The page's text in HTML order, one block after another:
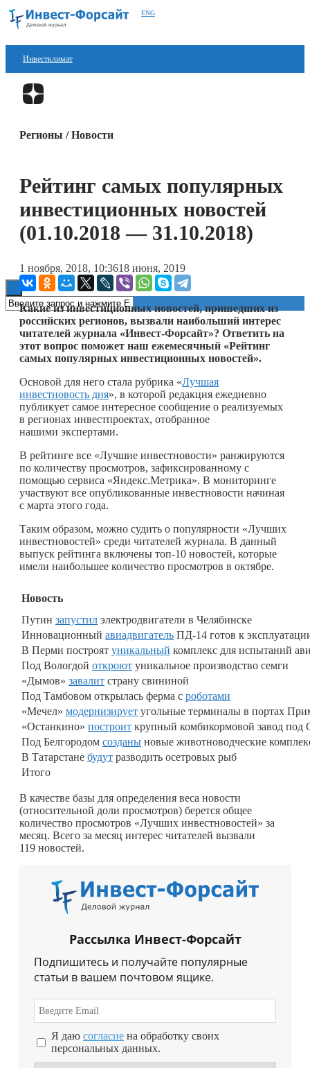
ENG
Инвестклимат
Финансы
ESG
Регионы / Новости
Рейтинг самых популярных
инвестиционных новостей
(01.10.2018 — 31.10.2018)
1 ноября, 2018, 10:3618 июня, 2019
Какие из инвестиционных новостей, пришедших из
российских регионов, вызвали наибольший интерес
читателей журнала «Инвест-Форсайт»? Ответить на
этот вопрос поможет наш ежемесячный «Рейтинг
самых популярных инвестиционных новостей».
Основой для него стала рубрика «Лучшая
инвестновость дня», в которой редакция ежедневно
публикует самое интересное сообщение о реализуемых
в регионах инвестпроектах, отобранное
нашими экспертами.
В рейтинге все «Лучшие инвестновости» ранжируются
по количеству просмотров, зафиксированному с
помощью сервиса «Яндекс.Метрика». В мониторинге
участвуют все опубликованные инвестновости начиная
с марта этого года.
Таким образом, можно судить о популярности «Лучших
инвестновостей» среди читателей журнала. В данный
выпуск рейтинга включены топ-10 новостей, которые
имели наибольшее количество просмотров в октябре.
Новость
Путин запустил электродвигатели в Челябинске
Инновационный авиадвигатель ПД-14 готов к
В Перми построят уникальный комплекс для испытаний
Под Вологдой откроют уникальное производство семги
«Дымов» завалит страну свининой
Под Тамбовом открылась ферма с роботами
«Мечел» модернизирует угольные терминалы в портах
«Останкино» построит крупный комбикормовой завод под
Под Белгородом созданы новые животноводческие
В Татарстане будут разводить осетровых рыб
Итого
В качестве базы для определения веса новости
(относительной доли просмотров) берется общее
количество просмотров «Лучших инвестновостей» за
месяц. Всего за месяц интерес читателей вызвали
119 новостей.
Рассылка Инвест-Форсайт
Подпишитесь и получайте популярные
статьи в вашем почтовом ящике.
Я даю согласие на обработку своих
персональных данных.